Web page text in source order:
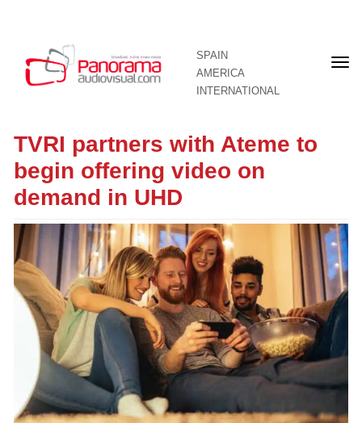
SPAIN
AMERICA
INTERNATIONAL
TVRI partners with Ateme to
begin offering video on
demand in UHD